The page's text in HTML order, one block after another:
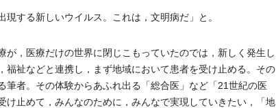
する新しいウイルス。これは，文明病だ」と。
，医療だけの世界に閉じこもっていたのでは，新しく発生し
祉などと連携し，まず地域において患者を受け止める。その
者。その体験からあふれ出る「総合医」など「21世紀の医
止めて，みんなのために，みんなで実現していきたい，「地